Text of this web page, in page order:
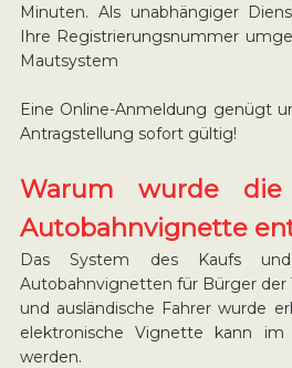
Minuten. Als unabhängiger
Ihre Registrierungsnummer
Mautsystem
Eine Online-Anmeldung genügt
Antragstellung sofort gültig!
Warum wurde die
Autobahnvignette
Das System des Kaufs
Autobahnvignetten für Bürger der
und ausländische Fahrer wurde
elektronische Vignette kann im
werden.